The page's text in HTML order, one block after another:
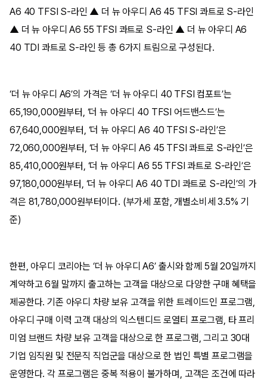
A6 40 TFSI S-라인 ▲ 더 뉴 아우디 A6 45 TFSI 콰트로 S-라인
▲ 더 뉴 아우디 A6 55 TFSI 콰트로 S-라인 ▲ 더 뉴 아우디 A6
40 TDI 콰트로 S-라인 등 총 6가지 트림으로 구성된다.
‘더 뉴 아우디 A6’의 가격은 ‘더 뉴 아우디 40 TFSI 컴포트’는
65,190,000원부터, ‘더 뉴 아우디 40 TFSI 어드밴스드’는
67,640,000원부터, ‘더 뉴 아우디 A6 40 TFSI S-라인’은
72,060,000원부터, ‘더 뉴 아우디 A6 45 TFSI 콰트로 S-라인’은
85,410,000원부터, ‘더 뉴 아우디 A6 55 TFSI 콰트로 S-라인’은
97,180,000원부터, ‘더 뉴 아우디 A6 40 TDI 콰트로 S-라인’의 가
격은 81,780,000원부터이다. (부가세 포함, 개별소비세 3.5% 기
준)
한편, 아우디 코리아는 ‘더 뉴 아우디 A6’ 출시와 함께 5월 20일까지
계약하고 6월 말까지 출고하는 고객을 대상으로 다양한 구매 혜택을
제공한다. 기존 아우디 차량 보유 고객을 위한 트레이드인 프로그램,
아우디 구매 이력 고객 대상의 익스텐디드 로열티 프로그램, 타 프리
미엄 브랜드 차량 보유 고객을 대상으로 한 프로그램, 그리고 30대
기업 임직원 및 전문직 직업군을 대상으로 한 법인 특별 프로그램을
운영한다. 각 프로그램은 중복 적용이 불가하며, 고객은 조건에 따라